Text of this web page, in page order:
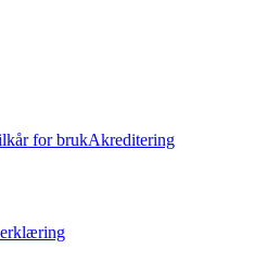
for brukAkreditering